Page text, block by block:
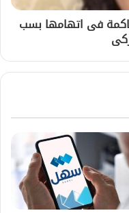
فى اتهامها بسب